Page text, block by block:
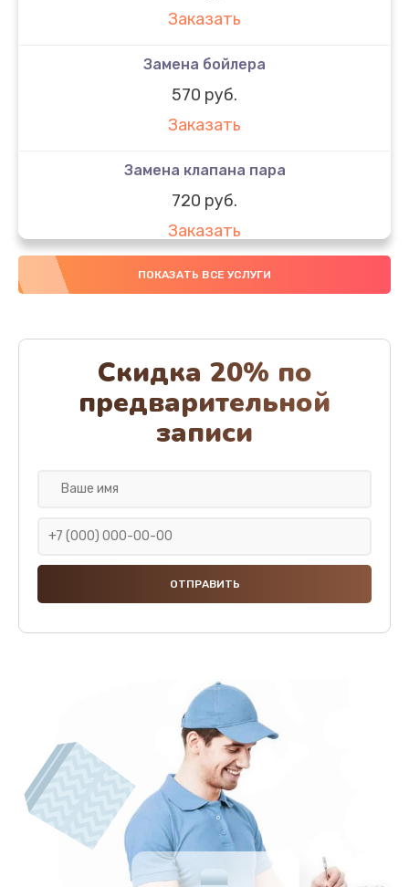
Заказать
Замена бойлера
570 руб.
Заказать
Замена клапана пара
720 руб.
Заказать
Замена бака воды
Заказать
Чистка с разбором кофемашины
600 руб.
Заказать
Замена клапана дренажа
Ремонт капучинатора
Ремонт мультиклапана
590 руб.
Заказать
Комплексная профилактика
570 руб.
Заказать
ПОКАЗАТЬ ВСЕ УСЛУГИ
Скидка 20% по
предварительной
записи